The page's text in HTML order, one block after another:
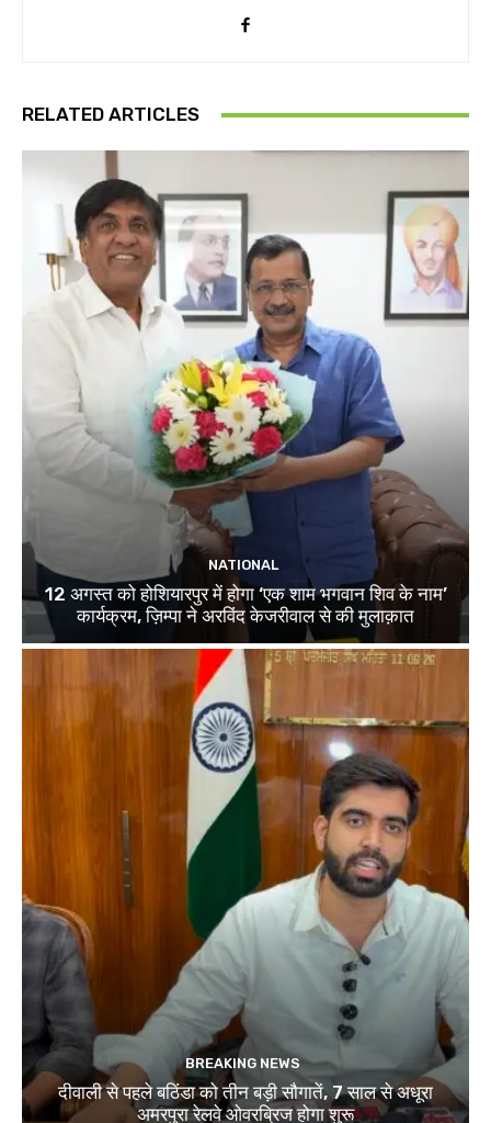
RELATED ARTICLES
NATIONAL
12 अगस्त को होशियारपुर में होगा ‘एक शाम भगवान शिव के नाम’
कार्यक्रम, ज़िम्पा ने अरविंद केजरीवाल से की मुलाक़ात
BREAKING NEWS
दीवाली से पहले बठिंडा को तीन बड़ी सौगातें, 7 साल से अधूरा
अमरपुरा रेलवे ओवरब्रिज होगा शुरू